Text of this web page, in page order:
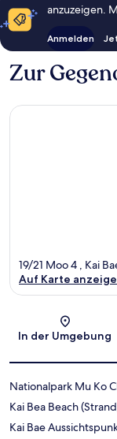
anzuzeigen.
Anmelden
Zur
19/21 Moo 4 , Kai
Auf Karte
In der Umgebung
Nationalpark Mu Ko
Kai Bea Beach
Kai Bae